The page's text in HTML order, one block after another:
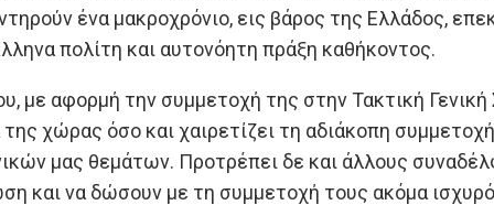
ένα μακροχρόνιο, εις βάρος της Ελλάδος,
πολίτη και αυτονόητη πράξη καθήκοντος.
με αφορμή την συμμετοχή της στην Τακτική
χώρας όσο και χαιρετίζει τη αδιάκοπη
μας θεμάτων. Προτρέπει δε και άλλους
και να δώσουν με τη συμμετοχή τους ακόμα